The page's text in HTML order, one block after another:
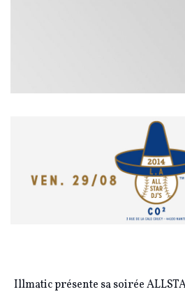
Illmatic présente sa soirée